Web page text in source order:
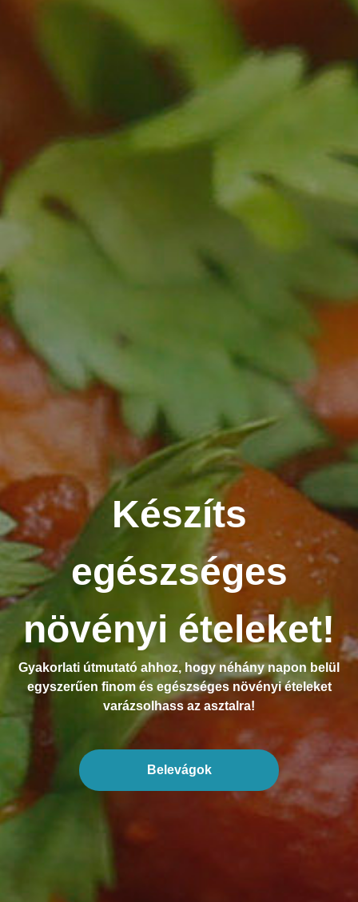
Készíts
egészséges
növényi ételeket!
Gyakorlati útmutató ahhoz, hogy néhány napon belül
egyszerűen finom és egészséges növényi ételeket
varázsolhass az asztalra!
Belevágok